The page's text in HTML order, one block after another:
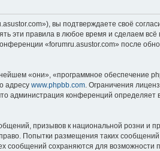
вы подтверждаете своё
эти правила в любое время и сделаем
«forumru.asustor.com» после
«они», «программное обеспечение
адресу www.phpbb.com. Ограничения
администрация конференций определяет
призывов к национальной розни и
Попытки размещения таких
сохраняются для возможности